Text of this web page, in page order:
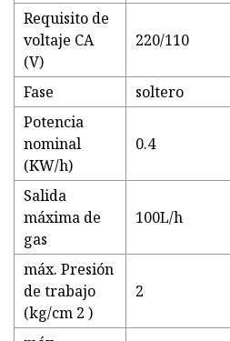
Requisito de
voltaje CA
(V)
220/110
Fase soltero
Potencia
nominal
(KW/h)
0.4
Salida
máxima de
gas
100L/h
máx. Presión
de trabajo
(kg/cm 2 )
2